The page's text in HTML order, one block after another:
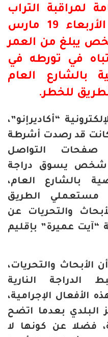
لمراقبة التراب
الوطني، زوال اليوم الأربعاء 19 مارس
يبلغ من العمر
في تورطه في
بالشارع العام
للخطر.
“أكاديرإنو”،
كانت قد رصدت أشرطة
صفحات التواصل
شخص يسوق دراجة
بالشارع العام،
مستعملي الطريق
والتحريات عن
“آيت عميرة” بإقليم
الأبحاث والتحريات،
النارية
الأفعال الإجرامية،
البلدي بعدما اتضح
فضلا عن كونها لا